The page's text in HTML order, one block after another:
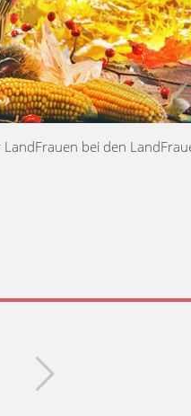
bei den